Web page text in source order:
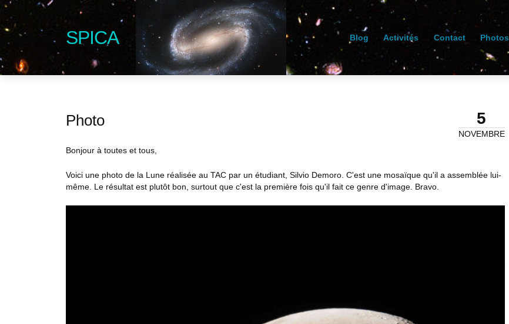
SPICA Blog Activités Contact Photos
5
NOVEMBRE
Photo
Bonjour à toutes et tous,
Voici une photo de la Lune réalisée au TAC par un étudiant, Silvio Demoro. C'est une mosaïque qu'il a assemblée lui-
même. Le résultat est plutôt bon, surtout que c'est la première fois qu'il fait ce genre d'image. Bravo.